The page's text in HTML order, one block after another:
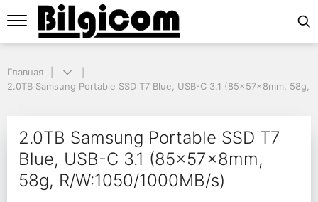
2.0TB Samsung Portable SSD T7 Blue, USB-C 3.1 (85x57x8mm, 58g,
2.0TB Samsung
Главная
2.0TB Samsung Portable SSD T7 Blue, USB-C 3.1 (85x57x8mm, 58g,
2.0TB Samsung Portable SSD T7
Blue, USB-C 3.1 (85x57x8mm,
58g, R/W:1050/1000MB/s)